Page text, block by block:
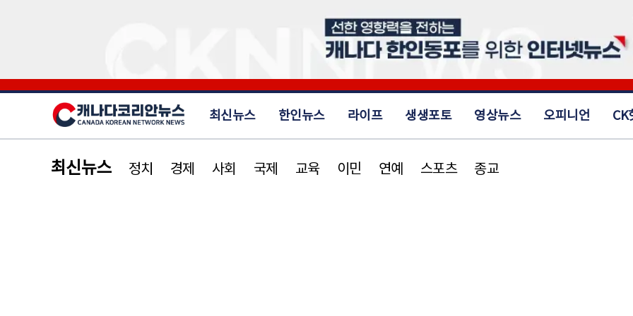
최신뉴스 한인뉴스 라이프 생생포토 영상뉴스 오피니언 CK
최신뉴스 정치 경제 사회 국제 교육 이민 연예 스포츠 종교